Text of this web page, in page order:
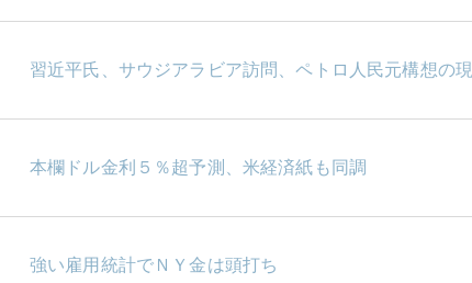
習近平氏、サウジアラビア訪問、ペトロ人民元構想の
本欄ドル金利５％超予測、米経済紙も同調
強い雇用統計でＮＹ金は頭打ち